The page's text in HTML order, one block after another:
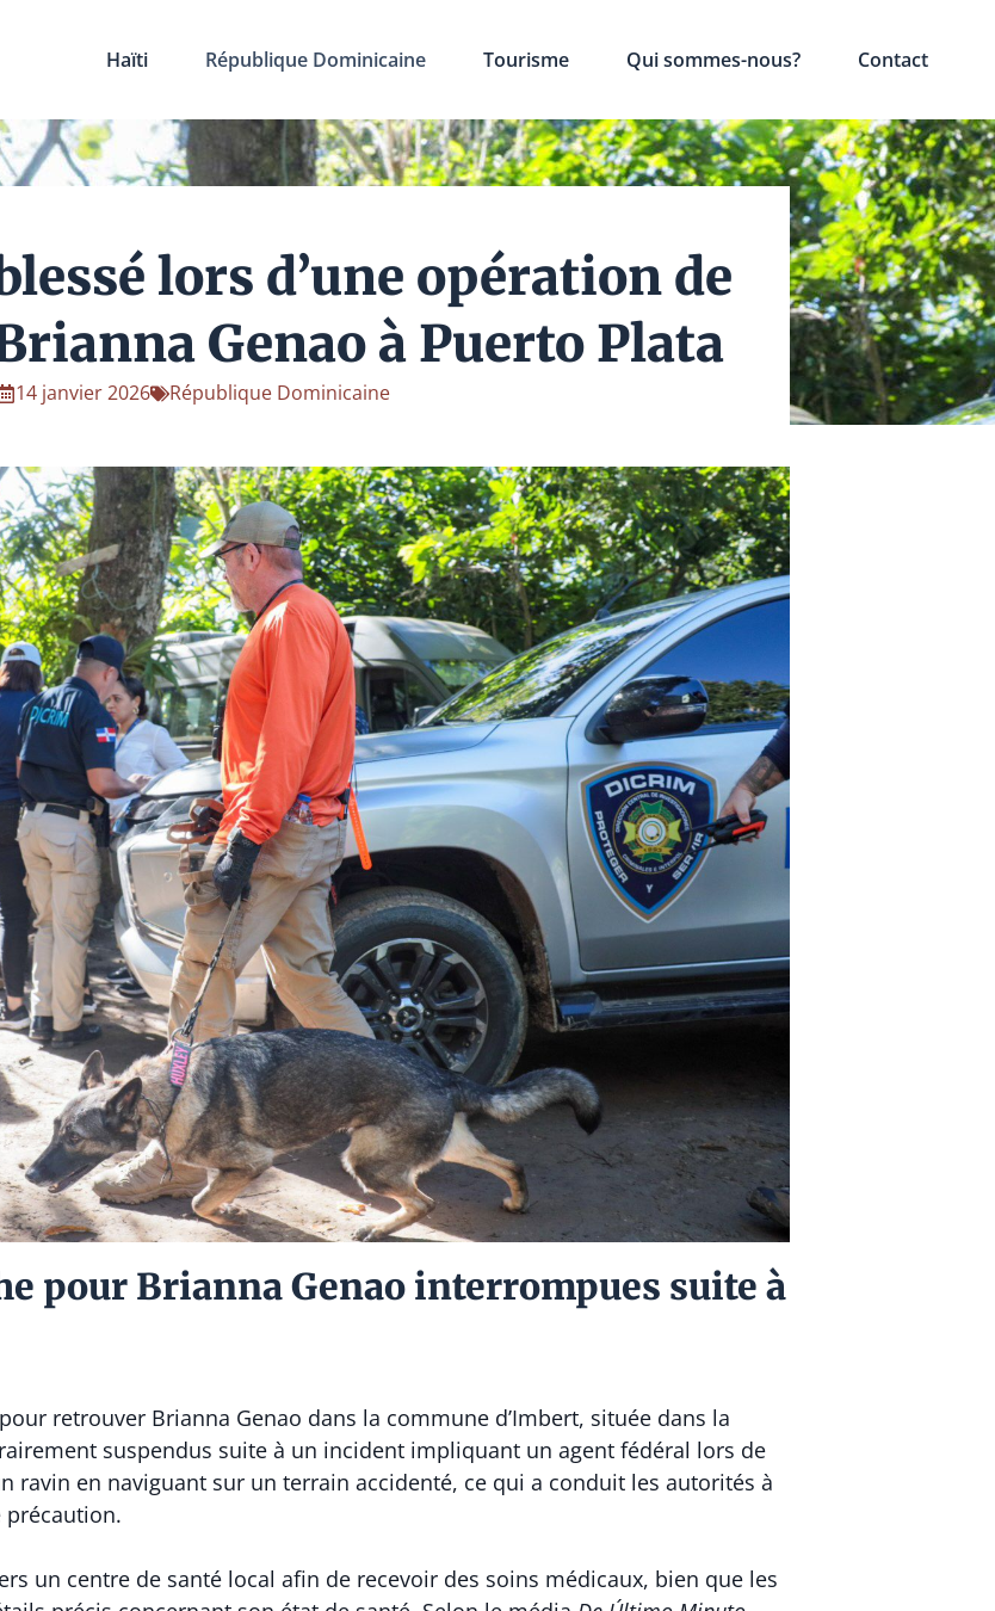
Haïti République Dominicaine Tourisme Qui sommes-nous? Contact
lors d’une opération de
Genao à Puerto Plata
14 janvier 2026 République Dominicaine
pour Brianna Genao interrompues suite à
retrouver Brianna Genao dans la commune d’Imbert, située dans la
suspendus suite à un incident impliquant un agent fédéral lors de
ravin en naviguant sur un terrain accidenté, ce qui a conduit les autorités à
un centre de santé local afin de recevoir des soins médicaux, bien que les